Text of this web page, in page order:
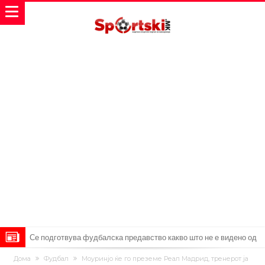
Се подготвува фудбалска предавство какво што не е видено од
2010 година?
Тикет на денот (недела, 09.08.2026)
Дома Фудбал
Моуринјо ќе го преземе Реал Мадрид, тренерот ја